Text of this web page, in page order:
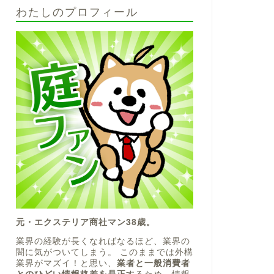
わたしのプロフィール
元・エクステリア商社マン38歳。
業界の経験が長くなればなるほど、業界の
闇に気がついてしまう。 このままでは外構
業界がマズイ！と思い、 業者と一般消費者